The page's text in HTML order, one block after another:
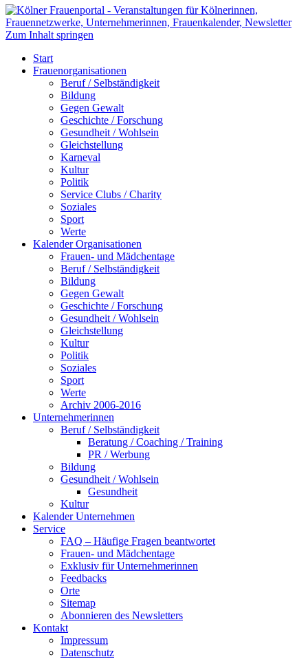
Kölner Frauenportal
Veranstaltungen für Kölnerinnen,
Frauennetzwerke, Unternehmerinnen,
Frauenkalender, Newsletter
Zum Inhalt springen
Start
Frauenorganisationen
Beruf / Selbständigkeit
Bildung
Gegen Gewalt
Geschichte / Forschung
Gesundheit / Wohlsein
Gleichstellung
Karneval
Kultur
Politik
Service Clubs / Charity
Soziales
Sport
Werte
Kalender Organisationen
Frauen- und Mädchentage
Beruf / Selbständigkeit
Bildung
Gegen Gewalt
Geschichte / Forschung
Gesundheit / Wohlsein
Gleichstellung
Kultur
Politik
Soziales
Sport
Werte
Archiv 2006-2016
Unternehmerinnen
Beruf / Selbständigkeit
Beratung / Coaching / Training
PR / Werbung
Bildung
Gesundheit / Wohlsein
Gesundheit
Kultur
Kalender Unternehmen
Service
FAQ – Häufige Fragen beantwortet
Frauen- und Mädchentage
Exklusiv für Unternehmerinnen
Feedbacks
Orte
Sitemap
Abonnieren des Newsletters
Kontakt
Impressum
Datenschutz